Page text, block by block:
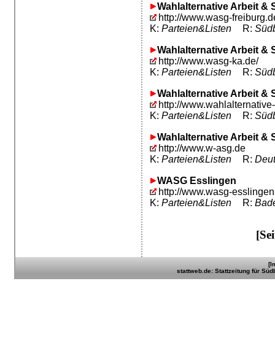
Wahlalternative Arbeit &
http://www.wasg-
K: Parteien&Listen R:
Wahlalternative Arbeit &
http://www.wasg-ka.de/
K: Parteien&Listen R:
Wahlalternative Arbeit &
http://
K: Parteien&Listen R:
Wahlalternative Arbeit &
http://www.w-asg.de
K: Parteien&Listen R:
WASG Esslingen
http://www.wasg-
K: Parteien&Listen R:
stattweb.de: Stattzeitung für